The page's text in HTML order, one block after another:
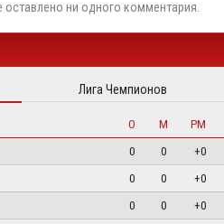
оставлено ни одного комментария.
Лига Чемпионов
О М
РМ
0 0
+0
0 0
+0
0 0
+0